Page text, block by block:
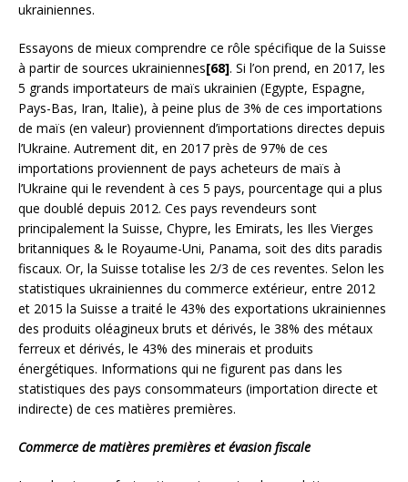
ukrainiennes.
Essayons de mieux comprendre ce rôle spécifique de la Suisse
à partir de sources ukrainiennes[68]. Si l’on prend, en 2017, les
5 grands importateurs de maïs ukrainien (Egypte, Espagne,
Pays-Bas, Iran, Italie), à peine plus de 3% de ces importations
de maïs (en valeur) proviennent d’importations directes depuis
l’Ukraine. Autrement dit, en 2017 près de 97% de ces
importations proviennent de pays acheteurs de maïs à
l’Ukraine qui le revendent à ces 5 pays, pourcentage qui a plus
que doublé depuis 2012. Ces pays revendeurs sont
principalement la Suisse, Chypre, les Emirats, les Iles Vierges
britanniques & le Royaume-Uni, Panama, soit des dits paradis
fiscaux. Or, la Suisse totalise les 2/3 de ces reventes. Selon les
statistiques ukrainiennes du commerce extérieur, entre 2012
et 2015 la Suisse a traité le 43% des exportations ukrainiennes
des produits oléagineux bruts et dérivés, le 38% des métaux
ferreux et dérivés, le 43% des minerais et produits
énergétiques. Informations qui ne figurent pas dans les
statistiques des pays consommateurs (importation directe et
indirecte) de ces matières premières.
Commerce de matières premières et évasion fiscale